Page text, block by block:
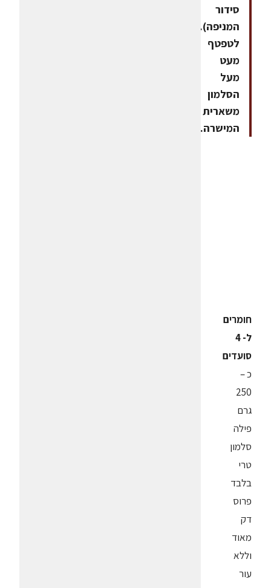
סידור
המניפה).אפשר
לטפטף
מעט
מעל
הסלמון
משארית
המישרה.
חומרים
ל- 4
סועדים
כ –
250
גרם
פילה
סלמון
טרי
בלבד
פרוס
דק
מאוד
וללא
עור